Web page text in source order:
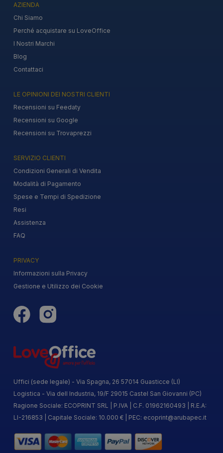
AZIENDA
Chi Siamo
Perché acquistare su LoveOffice
I Nostri Marchi
Blog
Contattaci
LE OPINIONI DEI NOSTRI CLIENTI
Recensioni su Feedaty
Recensioni su Google
Recensioni su Trovaprezzi
SERVIZIO CLIENTI
Condizioni Generali di Vendita
Modalità di Pagamento
Spese e Tempi di Spedizione
Resi
Assistenza
FAQ
PRIVACY
Informazioni sulla Privacy
Gestione e Utilizzo dei Cookie
Uffici (sede legale) - Via Spagna, 26 57014 Guasticce (LI)
Logistica - Via dell Industria, 19/F 29015 Castel San Giovanni (PC)
Ragione Sociale: ECOPRINT SRL | P.IVA | C.F. 01962160493 | R.E.A:
LI-216853 | Capitale Sociale: 10.000 € | PEC: ecoprint@arubapec.it